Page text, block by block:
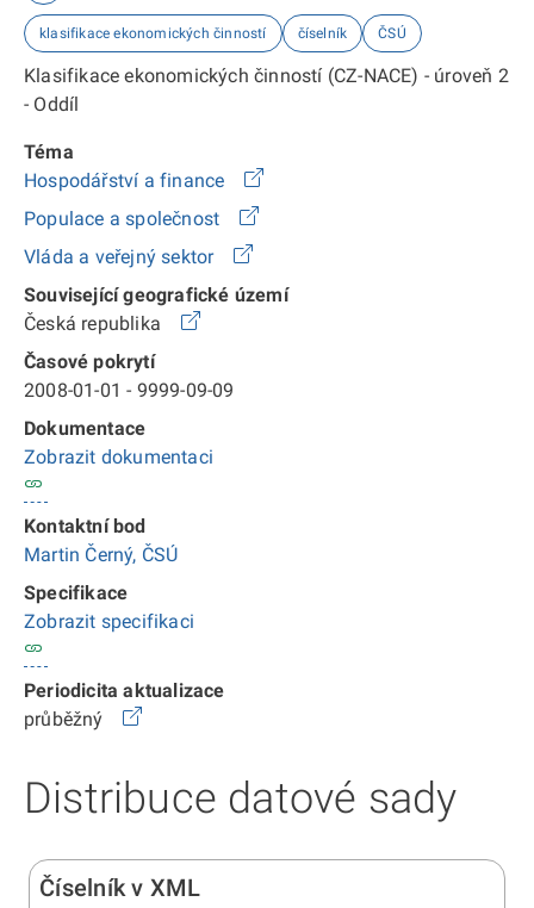
klasifikace ekonomických činností číselník ČSÚ
Klasifikace ekonomických činností (CZ-NACE) - úroveň 2
- Oddíl
Téma
Hospodářství a finance
Populace a společnost
Vláda a veřejný sektor
Související geografické území
Česká republika
Časové pokrytí
2008-01-01 - 9999-09-09
Dokumentace
Zobrazit dokumentaci
Kontaktní bod
Martin Černý, ČSÚ
Specifikace
Zobrazit specifikaci
Periodicita aktualizace
průběžný
Distribuce datové sady
Číselník v XML